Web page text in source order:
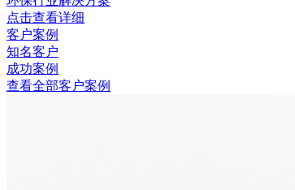
点击查看详细
客户案例
知名客户
成功案例
查看全部客户案例